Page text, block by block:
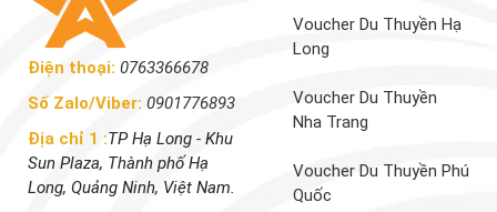
Điện thoại: 0763366678
Số Zalo/Viber: 0901776893
Địa chỉ 1 :TP Hạ Long - Khu
Sun Plaza, Thành phố Hạ
Long, Quảng Ninh, Việt Nam.
Voucher Du Thuyền Hạ
Long
Voucher Du Thuyền
Nha Trang
Voucher Du Thuyền Phú
Quốc